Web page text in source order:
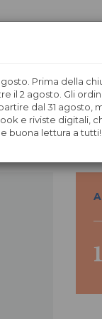
2026
Prima della
il 2 agosto. Gli
dal 31 agosto,
e riviste digitali,
buona lettura a tutti!